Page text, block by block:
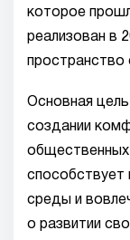
которое
реализован в
пространство
Основная
создании
способствует
среды и
о развитии